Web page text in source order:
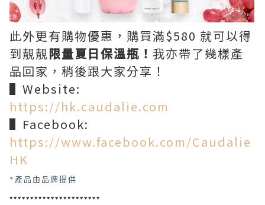
此外更有購物優惠，購買滿$580 就可以得
到靚靚限量夏日保溫瓶！ 我亦帶了幾樣產
品回家，稍後跟大家分享！
▌Website:
https://hk.caudalie.com
▌Facebook:
https://www.facebook.com/Caudalie
HK
*產品由品牌提供
♥♥♥♥♥♥♥♥♥♥♥♥♥♥♥♥♥♥♥♥♥♥